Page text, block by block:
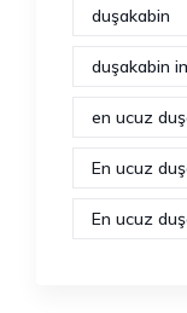
duşakabin
duşakabin
en ucuz
En ucuz
En ucuz